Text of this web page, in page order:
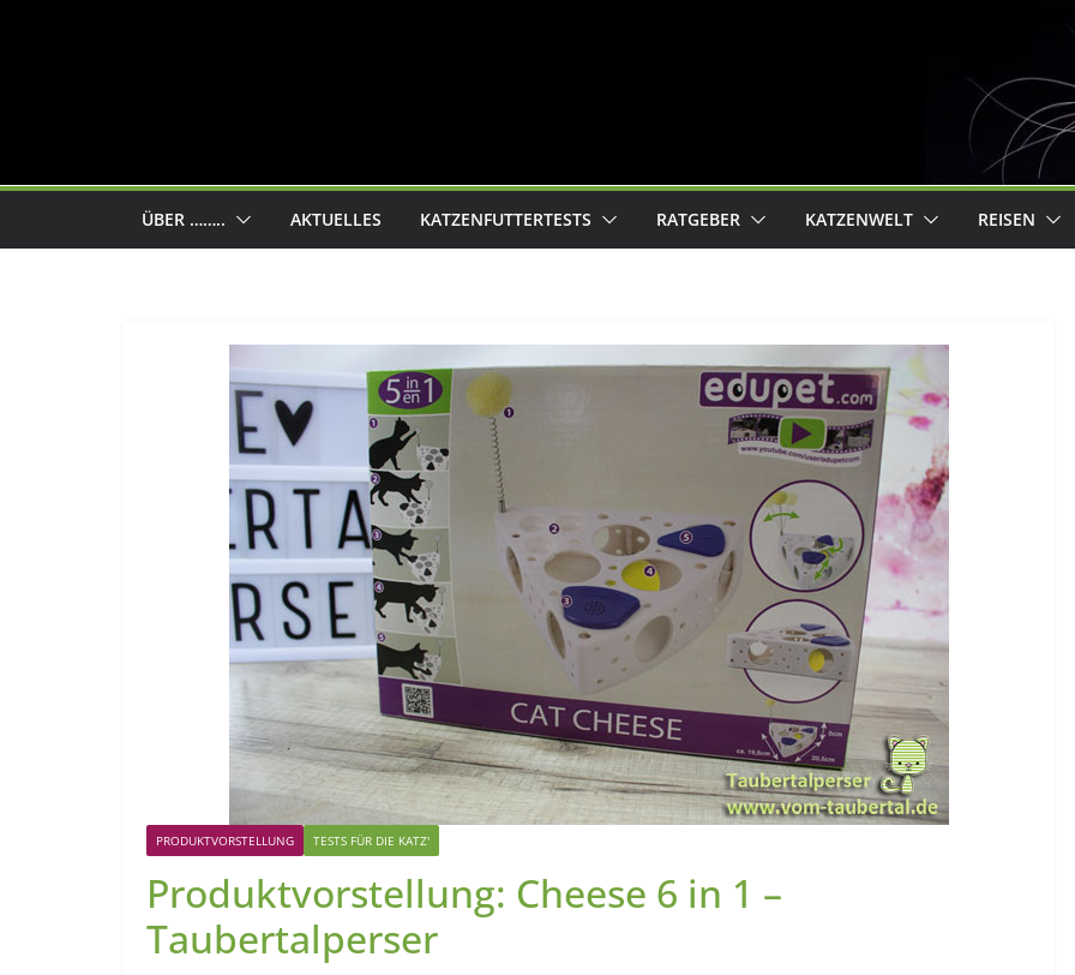
ÜBER …….. AKTUELLES KATZENFUTTERTESTS RATGEBER KATZENWELT REISEN
PRODUKTVORSTELLUNG TESTS FÜR DIE KATZ'
Produktvorstellung: Cheese 6 in 1 –
Taubertalperser